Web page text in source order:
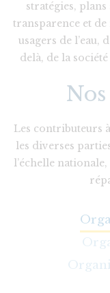
stratégies,
transparence et
usagers de l’eau,
delà, de la
Nos
Les contributeurs
les diverses
l’échelle